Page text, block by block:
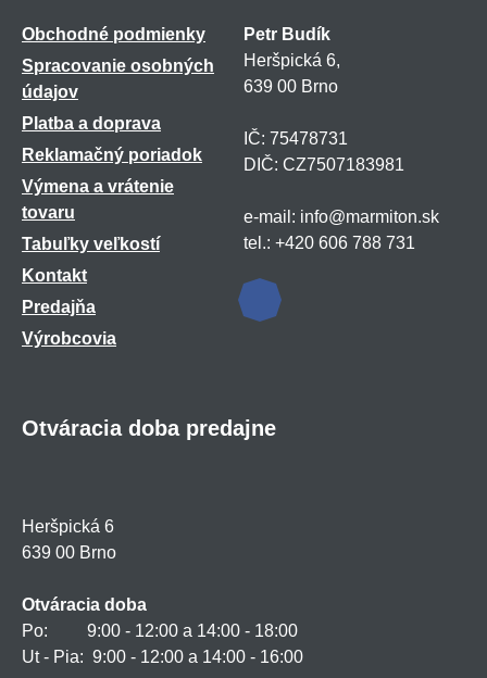
Obchodné podmienky
Spracovanie osobných
údajov
Platba a doprava
Reklamačný poriadok
Výmena a vrátenie
tovaru
Tabuľky veľkostí
Kontakt
Predajňa
Výrobcovia
Petr Budík
Heršpická 6,
639 00 Brno
IČ: 75478731
DIČ: CZ7507183981
e-mail: info@marmiton.sk
tel.: +420 606 788 731
Otváracia doba predajne
Heršpická 6
639 00 Brno
Otváracia doba
Po: 9:00 - 12:00 a 14:00 - 18:00
Ut - Pia: 9:00 - 12:00 a 14:00 - 16:00